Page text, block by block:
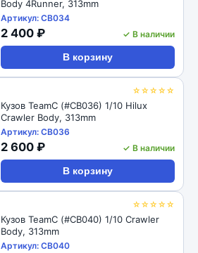
Body 4Runner, 313mm
Артикул: CB034
2 400 ₽ ✓ В наличии
В корзину
☆☆☆☆☆
Кузов TeamC (#CB036) 1/10 Hilux
Crawler Body, 313mm
Артикул: CB036
2 600 ₽ ✓ В наличии
В корзину
☆☆☆☆☆
Кузов TeamC (#CB040) 1/10 Crawler
Body, 313mm
Артикул: CB040